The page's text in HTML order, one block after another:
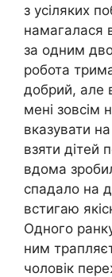
з усіляких
намагалася
за одним
робота
добрий, але
мені зовсім
вказувати
взяти дітей
вдома
спадало на
встигаю
Одного
ним
чоловік